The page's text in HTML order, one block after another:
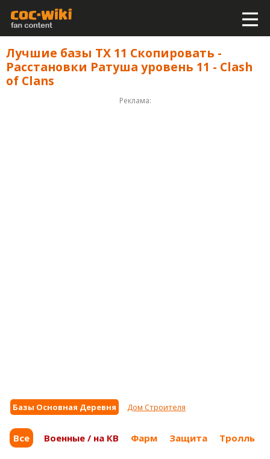
Лучшие базы ТХ 11 Скопировать -
Расстановки Ратуша уровень 11 - Clash
of Clans
Реклама:
Базы Основная Деревня Дом Строителя
Все Военные / на КВ Фарм Защита Тролль